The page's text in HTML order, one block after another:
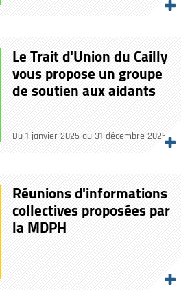
Le Trait d'Union du Cailly
vous propose un groupe
de soutien aux aidants
Du 1 janvier 2025 au 31 décembre 2025
Réunions d'informations
collectives proposées par
la MDPH